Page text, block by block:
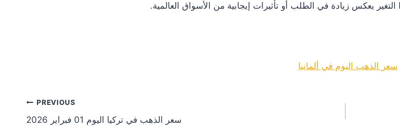
سعر الذهب اليوم في ألمانيا
PREVIOUS
سعر الذهب في تركيا اليوم 01 فبراير 2026